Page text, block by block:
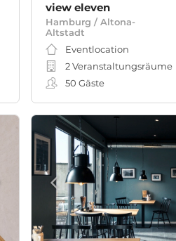
view eleven
Hamburg / Altona-
Altstadt
Eventlocation
2 Veranstaltungsräume
50 Gäste